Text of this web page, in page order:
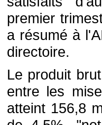
premier
a résumé à
directoire.
Le produit
entre les
atteint 156,8